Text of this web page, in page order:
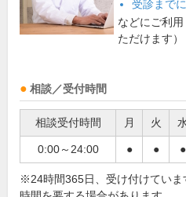
受診まで
などにご利
ただけます）
相談／受付時間
相談受付時間 月 火
0:00～24:00 ● ● ●
※24時間365日、受け付けていま